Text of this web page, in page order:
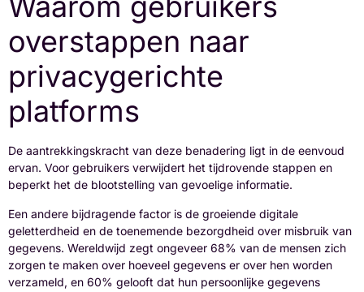
overstappen naar
privacygerichte
platforms
De aantrekkingskracht van deze benadering ligt in de eenvoud
ervan. Voor gebruikers verwijdert het tijdrovende stappen en
beperkt het de blootstelling van gevoelige informatie.
Een andere bijdragende factor is de groeiende digitale
geletterdheid en de toenemende bezorgdheid over misbruik van
gegevens. Wereldwijd zegt ongeveer 68% van de mensen zich
zorgen te maken over hoeveel gegevens er over hen worden
verzameld, en 60% gelooft dat hun persoonlijke gegevens